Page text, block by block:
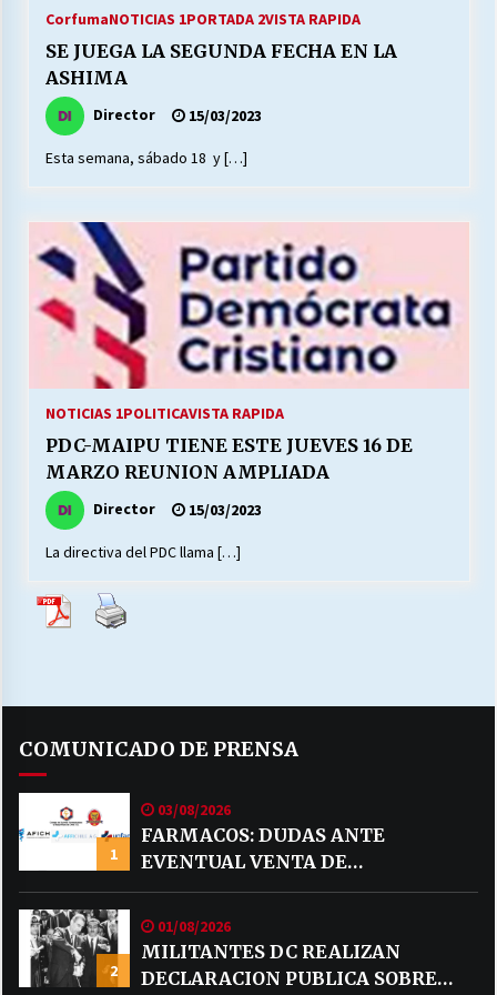
MUNICIPALIDAD, TRABAJADORES, CLIMA
13/07/2026
Escuela hospitalaria El Carmen de Maipu.
¿Qué habrían dicho?
23/06/2026
VOLVER A SER ALTERNATIVA
16/06/2026
MUNICIPALIDADES, HONORARIOS, DESPIDOS
30/04/2026
Chile y sus segmentos de la riqueza
06/04/2026
CorfumaNOTICIAS 1PORTADA 2VISTA RAPIDA
SE JUEGA LA SEGUNDA FECHA EN LA
ASHIMA
Director 15/03/2023
Esta semana, sábado 18 y […]
NOTICIAS 1POLITICAVISTA RAPIDA
PDC-MAIPU TIENE ESTE JUEVES 16 DE
MARZO REUNION AMPLIADA
Director 15/03/2023
La directiva del PDC llama […]
COMUNICADO DE PRENSA
1
03/08/2026
FARMACOS: DUDAS ANTE
EVENTUAL VENTA DE
MEDICAMENTOS POR MERCADO
LIBRE
2
01/08/2026
MILITANTES DC REALIZAN
DECLARACION PUBLICA SOBRE